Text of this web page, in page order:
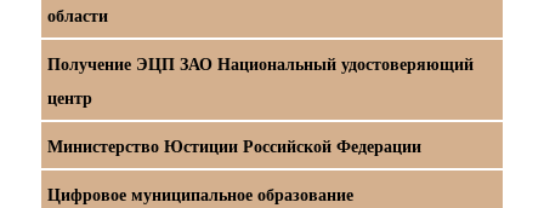
области
Получение ЭЦП ЗАО Национальный удостоверяющий
центр
Министерство Юстиции Российской Федерации
Цифровое муниципальное образование